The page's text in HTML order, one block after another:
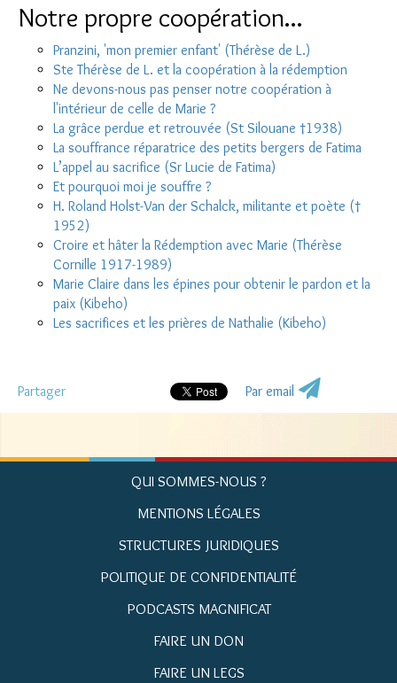
Notre propre coopération...
Pranzini, 'mon premier enfant' (Thérèse de L.)
Ste Thérèse de L. et la coopération à la rédemption
Ne devons-nous pas penser notre coopération à
l'intérieur de celle de Marie ?
La grâce perdue et retrouvée (St Silouane †1938)
La souffrance réparatrice des petits bergers de Fatima
L’appel au sacrifice (Sr Lucie de Fatima)
Et pourquoi moi je souffre ?
H. Roland Holst-Van der Schalck, militante et poète (†
1952)
Croire et hâter la Rédemption avec Marie (Thérèse
Cornille 1917-1989)
Marie Claire dans les épines pour obtenir le pardon et la
paix (Kibeho)
Les sacrifices et les prières de Nathalie (Kibeho)
Partager Par email
QUI SOMMES-NOUS ?
MENTIONS LÉGALES
STRUCTURES JURIDIQUES
POLITIQUE DE CONFIDENTIALITÉ
PODCASTS MAGNIFICAT
FAIRE UN DON
FAIRE UN LEGS